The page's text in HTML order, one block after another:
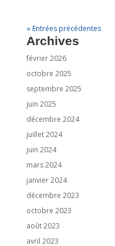
« Entrées précédentes
Archives
février 2026
octobre 2025
septembre 2025
juin 2025
décembre 2024
juillet 2024
juin 2024
mars 2024
janvier 2024
décembre 2023
octobre 2023
août 2023
avril 2023